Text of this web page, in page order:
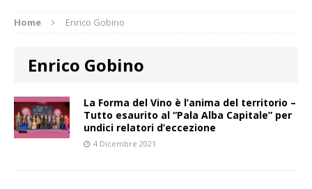
Home Enrico Gobino
Enrico Gobino
La Forma del Vino è l’anima del territorio –
Tutto esaurito al “Pala Alba Capitale” per
undici relatori d’eccezione
4 Dicembre 2021